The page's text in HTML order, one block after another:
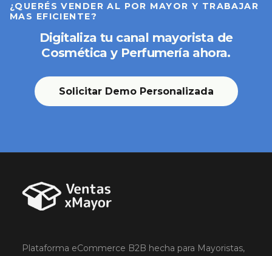
¿QUERÉS VENDER AL POR MAYOR Y TRABAJAR
MAS EFICIENTE?
Digitaliza tu canal mayorista de
Cosmética y Perfumería ahora.
Solicitar Demo Personalizada
Plataforma eCommerce B2B hecha para Mayoristas,